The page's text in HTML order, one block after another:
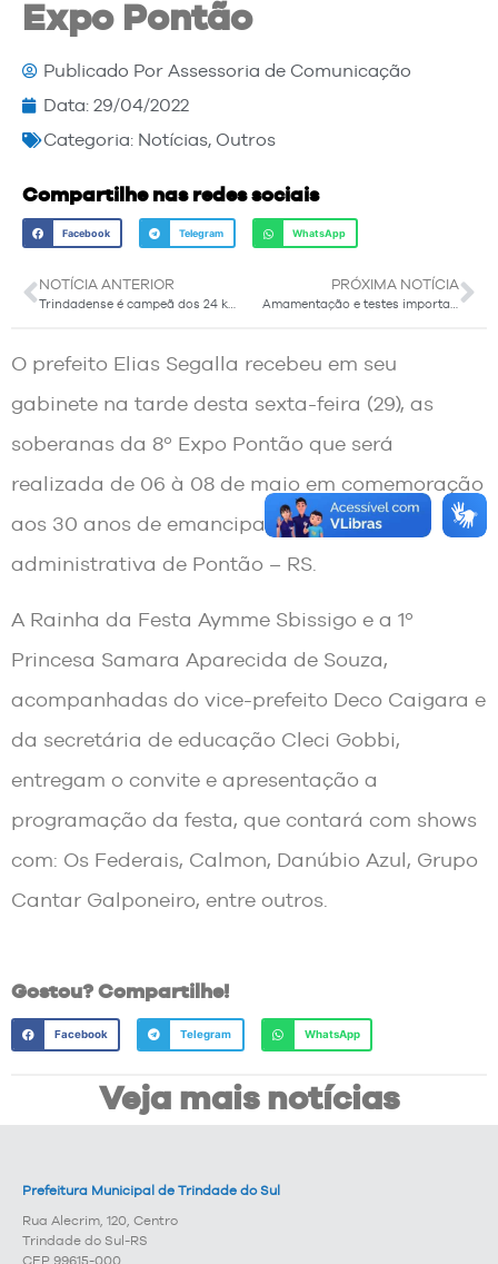
Expo Pontão
Publicado Por Assessoria de Comunicação
Data: 29/04/2022
Categoria: Notícias, Outros
Compartilhe nas redes sociais
Facebook Telegram WhatsApp
NOTÍCIA ANTERIOR PRÓXIMA NOTÍCIA
O prefeito Elias Segalla recebeu em seu
gabinete na tarde desta sexta-feira (29), as
soberanas da 8º Expo Pontão que será
realizada de 06 à 08 de maio em comemoração
aos 30 anos de emancipação política e
administrativa de Pontão – RS.
A Rainha da Festa Aymme Sbissigo e a 1º
Princesa Samara Aparecida de Souza,
acompanhadas do vice-prefeito Deco Caigara e
da secretária de educação Cleci Gobbi,
entregam o convite e apresentação a
programação da festa, que contará com shows
com: Os Federais, Calmon, Danúbio Azul, Grupo
Cantar Galponeiro, entre outros.
Gostou? Compartilhe!
Facebook Telegram WhatsApp
Veja mais notícias
Prefeitura Municipal de Trindade do Sul
Rua Alecrim, 120, Centro
Trindade do Sul-RS
CEP 99615-000.